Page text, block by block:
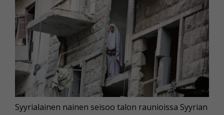
Syyrialainen nainen seisoo talon raunioissa Syyrian